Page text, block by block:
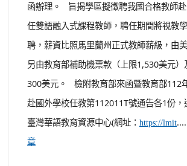
函辦理。 旨揭學區擬徵聘我國合格教師
任雙語融入式課程教師，聘任期間將視教
聘，薪資比照馬里蘭州正式教師薪級，由
另由教育部補助機票款（上限1,530美元）
300美元。 檢附教育部來函暨教育部112
赴國外學校任教第112011T號通告各1份，
臺灣華語教育資源中心(網址： https://lmit....
章